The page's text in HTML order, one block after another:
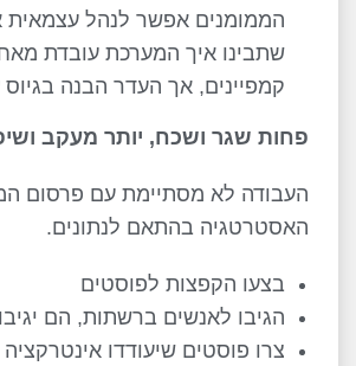
הממומנים אפשר לנהל עצמאית
שתבינו איך המערכת עובדת
קמפיינים, אך העדר הבנה בגיוס
פחות שגר ושכח, יותר מעקב
העבודה לא מסתיימת עם פרסום
האסטרטגיה בהתאם לנתונים.
בצעו הקפצות לפוסטים
הגיבו לאנשים ברשתות, הם
צרו פוסטים שיעודדו